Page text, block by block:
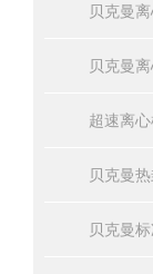
贝克曼
贝克曼
超速离
贝克曼
贝克曼